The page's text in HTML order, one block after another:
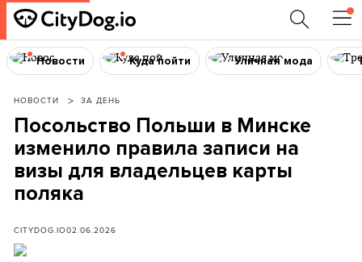
Новости Куда пойти Уличная мода
НОВОСТИ ЗА ДЕНЬ
Посольство Польши в Минске
изменило правила записи на
визы для владельцев карты
поляка
CITYDOG.IO02.06.2026